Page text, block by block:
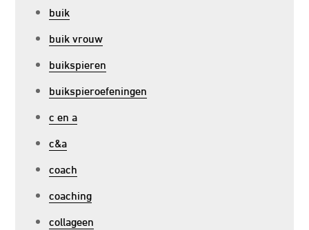
buik
buik vrouw
buikspieren
buikspieroefeningen
c en a
c&a
coach
coaching
collageen